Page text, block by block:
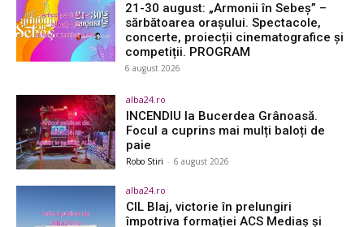
21-30 august: „Armonii în Sebeș” –
sărbătoarea orașului. Spectacole,
concerte, proiecții cinematografice și
competiții. PROGRAM
6 august 2026
alba24.ro
INCENDIU la Bucerdea Grânoasă.
Focul a cuprins mai mulți baloți de
paie
Robo Stiri - 6 august 2026
alba24.ro
CIL Blaj, victorie în prelungiri
împotriva formației ACS Mediaș și